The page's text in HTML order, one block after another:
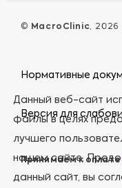
© MacroClinic, 2026
Нормативные
Версия для
Принимаем к оплате
Данный веб-сайт
файлы в целях
лучшего
нашем сайте.
данный сайт, вы